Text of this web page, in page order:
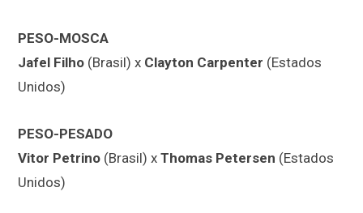
PESO-MOSCA
Jafel Filho (Brasil) x Clayton Carpenter (Estados
Unidos)
PESO-PESADO
Vitor Petrino (Brasil) x Thomas Petersen (Estados
Unidos)